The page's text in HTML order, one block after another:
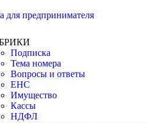
Подписка
Тема номера
Вопросы и ответы
ЕНС
Имущество
Кассы
НДФЛ